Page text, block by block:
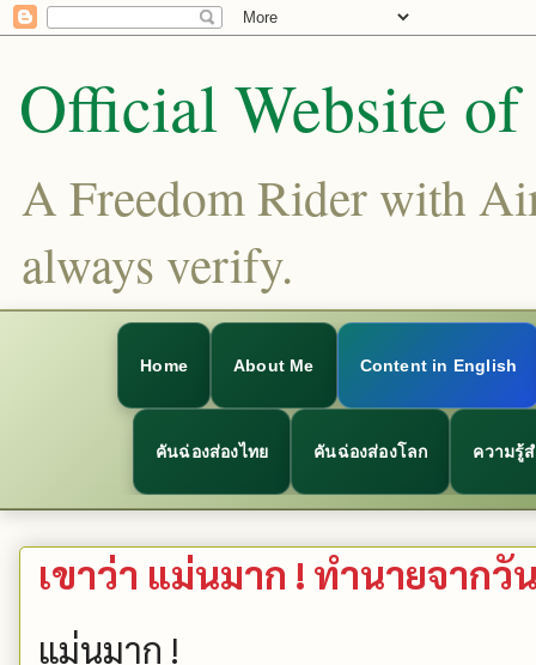
Official Website
A Freedom Rider with
always verify.
Home About Me Content in English
คันฉ่องส่องไทย คันฉ่องส่องโลก ความรู้
เขาว่า แม่นมาก ! ทำนายจากวั
แม่นมาก !